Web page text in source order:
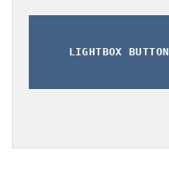
LIGHTBOX BUTTON